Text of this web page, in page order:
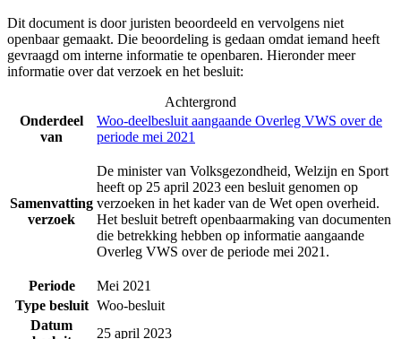
Dit document is door juristen beoordeeld en vervolgens niet
openbaar gemaakt. Die beoordeling is gedaan omdat iemand heeft
gevraagd om interne informatie te openbaren. Hieronder meer
informatie over dat verzoek en het besluit:
Achtergrond
Onderdeel
van
Woo-deelbesluit aangaande Overleg VWS over de
periode mei 2021
Samenvatting
verzoek
De minister van Volksgezondheid, Welzijn en Sport
heeft op 25 april 2023 een besluit genomen op
verzoeken in het kader van de Wet open overheid.
Het besluit betreft openbaarmaking van documenten
die betrekking hebben op informatie aangaande
Overleg VWS over de periode mei 2021.
Periode
Mei 2021
Type besluit Woo-besluit
Datum
25 april 2023